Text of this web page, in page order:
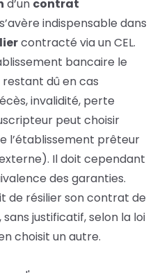
d’un contrat
indispensable dans
contracté via un CEL.
bancaire le
dû en cas
invalidité, perte
peut choisir
l’établissement prêteur
Il doit cependant
des garanties.
de résilier son contrat de
justificatif, selon la loi
choisit un autre.